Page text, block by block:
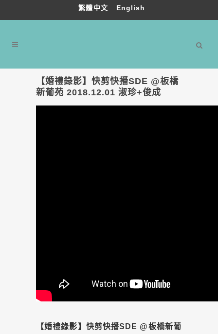
繁體中文 English
【婚禮錄影】快剪快播SDE @板橋
新葡苑 2018.12.01 淑珍+俊成
【婚禮錄影】快剪快播SDE @板橋新葡